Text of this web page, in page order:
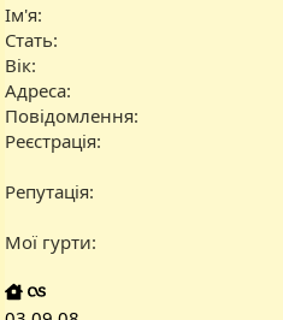
Ім'я
Стать
Вік
Адреса
Повідомлення
Реєстрація
Репутація
Мої гурти